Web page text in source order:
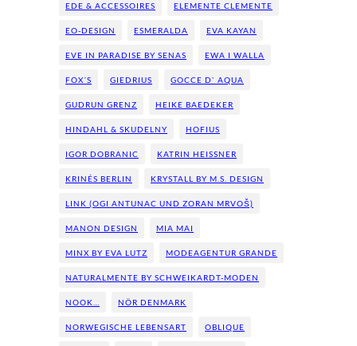
EDE & ACCESSOIRES ELEMENTE CLEMENTE
EO-DESIGN ESMERALDA EVA KAYAN
EVE IN PARADISE BY SENAS EWA I WALLA
FOX´S GIEDRIUS GOCCE D` AQUA
GUDRUN GRENZ HEIKE BAEDEKER
HINDAHL & SKUDELNY HOFIUS
IGOR DOBRANIC KATRIN HEISSNER
KRINÉS BERLIN KRYSTALL BY M.S. DESIGN
LINK (OGI ANTUNAC UND ZORAN MRVOŠ)
MANON DESIGN MIA MAI
MINX BY EVA LUTZ MODEAGENTUR GRANDE
NATURALMENTE BY SCHWEIKARDT-MODEN
NOOK… NÖR DENMARK
NORWEGISCHE LEBENSART OBLIQUE